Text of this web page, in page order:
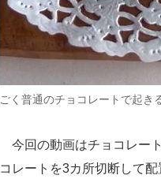
ごく普通のチョコレートで起き
今回の動画はチョコレー
コレートを3カ所切断して